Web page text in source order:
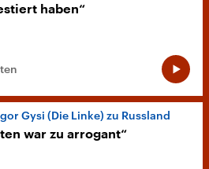
haben“
Gysi (Die Linke) zu Russland
war zu arrogant“